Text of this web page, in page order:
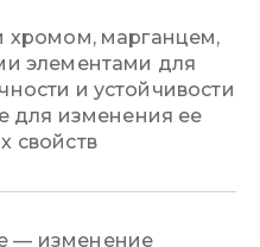
хромом, марганцем,
элементами для
и устойчивости
для изменения ее
свойств
— изменение